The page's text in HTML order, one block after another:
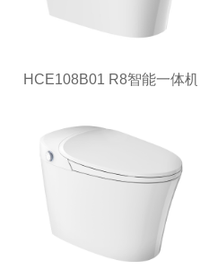
HCE108B01 R8智能一体机